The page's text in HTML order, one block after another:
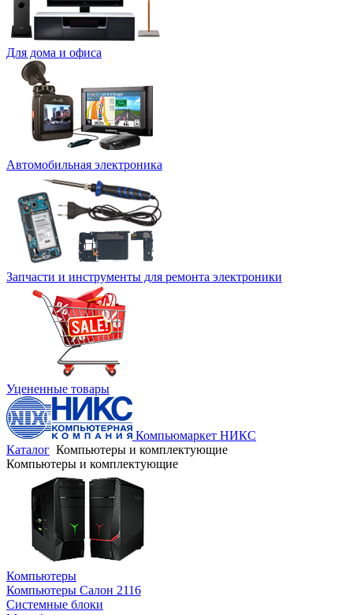
Для дома и офиса
Автомобильная электроника
Запчасти и инструменты для ремонта электроники
Уцененные товары
Компьюмаркет НИКС
Каталог Компьютеры и комплектующие
Компьютеры и комплектующие
Компьютеры
Компьютеры Салон 2116
Системные блоки